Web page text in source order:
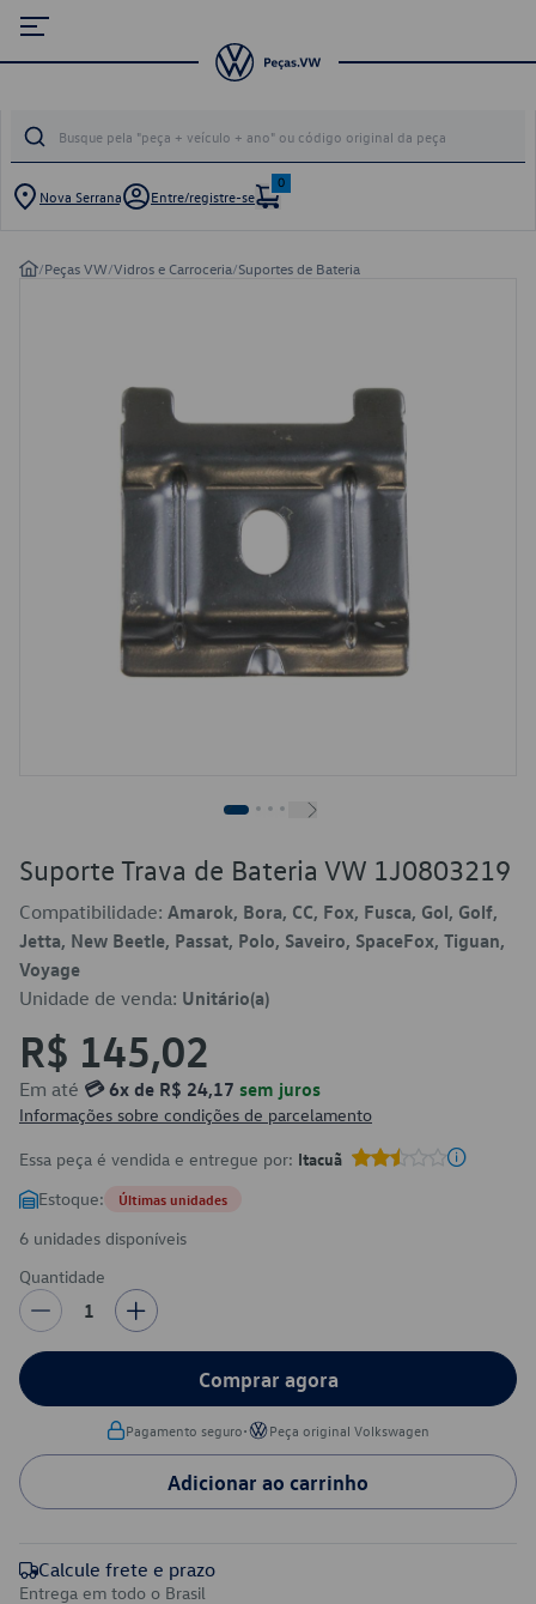
Nova Serrana Entre/registre-se
0
/Peças VW/Vidros e Carroceria/Suportes de Bateria
Suporte Trava de Bateria VW 1J0803219
Compatibilidade: Amarok, Bora, CC, Fox, Fusca, Gol, Golf,
Jetta, New Beetle, Passat, Polo, Saveiro, SpaceFox, Tiguan,
Voyage
Unidade de venda: Unitário(a)
R$ 145,02
Em até 💳 6x de R$ 24,17 sem juros
Informações sobre condições de parcelamento
Essa peça é vendida e entregue por: Itacuã
Estoque: Últimas unidades
6 unidades disponíveis
Quantidade
1
Comprar agora
Pagamento seguro• Peça original Volkswagen
Adicionar ao carrinho
Calcule frete e prazo
Entrega em todo o Brasil